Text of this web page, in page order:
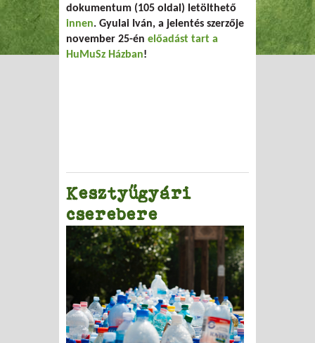
dokumentum (105 oldal) letölthető
innen. Gyulai Iván, a jelentés szerzője
november 25-én előadást tart a
HuMuSz Házban!
Kesztyűgyári
cserebere